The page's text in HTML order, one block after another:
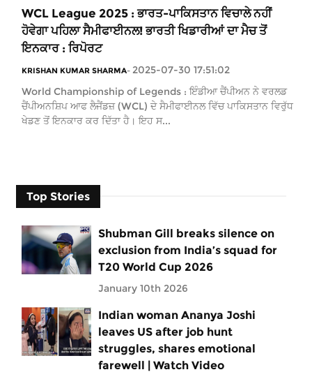
WCL League 2025 : ਭਾਰਤ-ਪਾਕਿਸਤਾਨ ਵਿਚਾਲੇ ਨਹੀਂ
ਹੋਵੇਗਾ ਪਹਿਲਾ ਸੈਮੀਫਾਈਨਲ! ਭਾਰਤੀ ਖਿਡਾਰੀਆਂ ਦਾ ਮੈਚ ਤੋਂ
ਇਨਕਾਰ : ਰਿਪੋਰਟ
KRISHAN KUMAR SHARMA- 2025-07-30 17:51:02
World Championship of Legends : ਇੰਡੀਆ ਚੈਂਪੀਅਨ ਨੇ ਵਰਲਡ
ਚੈਂਪੀਅਨਸ਼ਿਪ ਆਫ ਲੈਜੈਂਡਜ਼ (WCL) ਦੇ ਸੈਮੀਫਾਈਨਲ ਵਿੱਚ ਪਾਕਿਸਤਾਨ ਵਿਰੁੱਧ
ਖੇਡਣ ਤੋਂ ਇਨਕਾਰ ਕਰ ਦਿੱਤਾ ਹੈ। ਇਹ ਸ...
Top Stories
Shubman Gill breaks silence on
exclusion from India’s squad for
T20 World Cup 2026
January 10th 2026
Indian woman Ananya Joshi
leaves US after job hunt
struggles, shares emotional
farewell | Watch Video